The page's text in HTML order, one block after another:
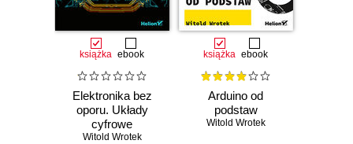
książka ebook
Elektronika bez
oporu. Układy
cyfrowe
Witold Wrotek
książka ebook
Arduino od
podstaw
Witold Wrotek